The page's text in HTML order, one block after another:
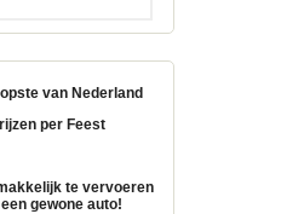
van Nederland
per Feest
te vervoeren
gewone auto!